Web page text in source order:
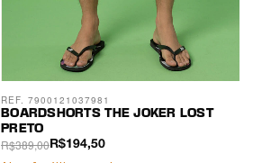
BOARDSHORTS THE JOKER LOST
PRETO
R$194,50
R$389,00
REF. 7900121037981